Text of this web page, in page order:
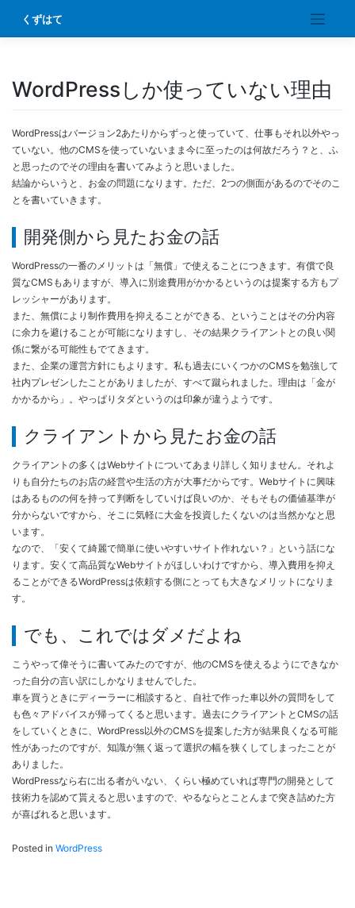
content
くずはて
WordPressしか使っていない理由
WordPressはバージョン2あたりからずっと使っていて、仕事もそれ以外やっ
ていない。他のCMSを使っていないまま今に至ったのは何故だろう？と、ふ
と思ったのでその理由を書いてみようと思いました。
結論からいうと、お金の問題になります。ただ、2つの側面があるのでそのこ
とを書いていきます。
開発側から見たお金の話
WordPressの一番のメリットは「無償」で使えることにつきます。有償で良
質なCMSもありますが、導入に別途費用がかかるというのは提案する方もプ
レッシャーがあります。
また、無償により制作費用を抑えることができる、ということはその分内容
に余力を避けることが可能になりますし、その結果クライアントとの良い関
係に繋がる可能性もでてきます。
また、企業の運営方針にもよります。私も過去にいくつかのCMSを勉強して
社内プレゼンしたことがありましたが、すべて蹴られました。理由は「金が
かかるから」。やっぱりタダというのは印象が違うようです。
クライアントから見たお金の話
クライアントの多くはWebサイトについてあまり詳しく知りません。それよ
りも自分たちのお店の経営や生活の方が大事だからです。Webサイトに興味
はあるものの何を持って判断をしていけば良いのか、そもそもの価値基準が
分からないですから、そこに気軽に大金を投資したくないのは当然かなと思
います。
なので、「安くて綺麗で簡単に使いやすいサイト作れない？」という話にな
ります。安くて高品質なWebサイトがほしいわけですから、導入費用を抑え
ることができるWordPressは依頼する側にとっても大きなメリットになりま
す。
でも、これではダメだよね
こうやって偉そうに書いてみたのですが、他のCMSを使えるようにできなか
った自分の言い訳にしかなりませんでした。
車を買うときにディーラーに相談すると、自社で作った車以外の質問をして
も色々アドバイスが帰ってくると思います。過去にクライアントとCMSの話
をしていくときに、WordPress以外のCMSを提案した方が結果良くなる可能
性があったのですが、知識が無く返って選択の幅を狭くしてしまったことが
ありました。
WordPressなら右に出る者がいない、くらい極めていれば専門の開発として
技術力を認めて貰えると思いますので、やるならとことんまで突き詰めた方
が喜ばれると思います。
Posted in WordPress